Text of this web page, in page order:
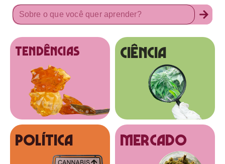
tendências Ciência
Política MERCADO